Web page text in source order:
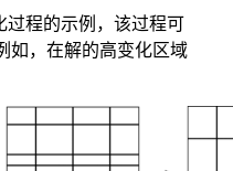
过程的示例，该过程可
如，在解的高变化区域